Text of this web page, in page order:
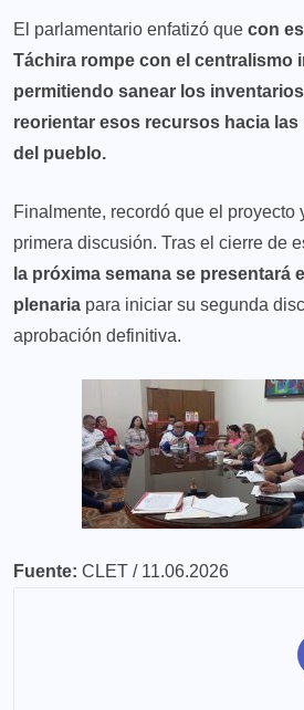
El parlamentario enfatizó que con
Táchira rompe con el centralismo
permitiendo sanear los
reorientar esos recursos hacia
del pueblo.
Finalmente, recordó que el proyecto
primera discusión. Tras el cierre de
la próxima semana se presentará
plenaria para iniciar su segunda
aprobación definitiva.
Fuente: CLET / 11.06.2026